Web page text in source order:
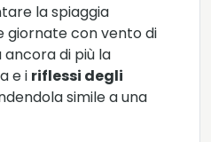
la spiaggia
con vento di
di più la
e i riflessi degli
simile a una